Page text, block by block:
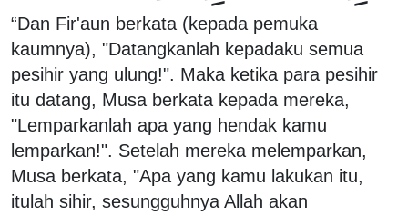
“Dan Fir'aun berkata (kepada pemuka
kaumnya), "Datangkanlah kepadaku semua
pesihir yang ulung!". Maka ketika para pesihir
itu datang, Musa berkata kepada mereka,
"Lemparkanlah apa yang hendak kamu
lemparkan!". Setelah mereka melemparkan,
Musa berkata, "Apa yang kamu lakukan itu,
itulah sihir, sesungguhnya Allah akan